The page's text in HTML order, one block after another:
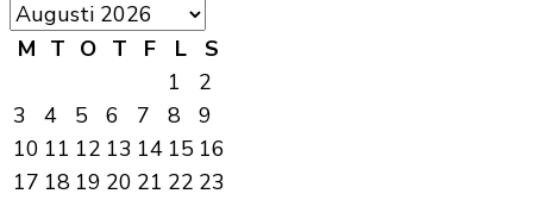
M T O T F L
S
1
2
3
4 5 6 7 8
9
10 11 12 13 14 15 16
17 18 19 20 21 22 23